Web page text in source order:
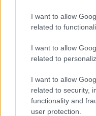
I want to allow
related to
I want to allow
related to
I want to allow
related to security,
functionality and
user protection.